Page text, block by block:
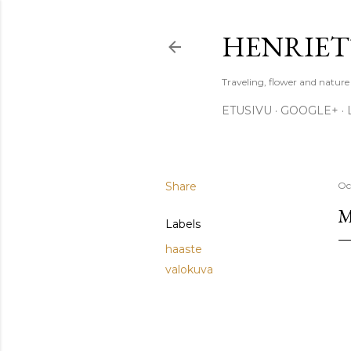
Traveling, flower and
ETUSIVU GOOGLE+
Share
Labels
haaste
valokuva